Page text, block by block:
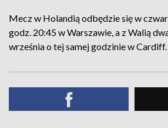
Mecz w Holandią odbędzie się w
godz. 20:45 w Warszawie, a z Walią
września o tej samej godzinie w Cardiff.